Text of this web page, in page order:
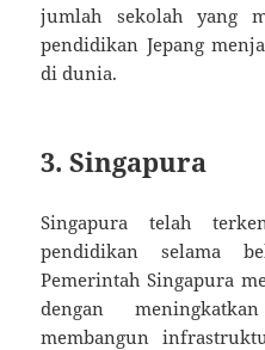
jumlah sekolah yang
pendidikan Jepang
di dunia.
3. Singapura
Singapura telah
pendidikan selama
Pemerintah Singapura
dengan
membangun